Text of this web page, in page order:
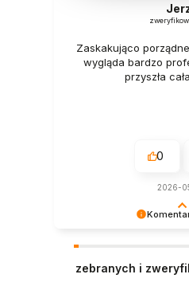
wystawienie
Zaskakująco
wygląda bardzo
przyszła
0
2026-
zebranych i